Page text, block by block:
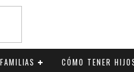
FAMILIAS CÓMO TENER